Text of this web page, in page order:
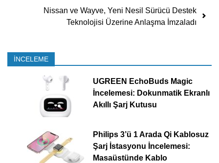
Nissan ve Wayve, Yeni Nesil Sürücü Destek
Teknolojisi Üzerine Anlaşma İmzaladı
İNCELEME
UGREEN EchoBuds Magic
İncelemesi: Dokunmatik Ekranlı
Akıllı Şarj Kutusu
Philips 3’ü 1 Arada Qi Kablosuz
Şarj İstasyonu İncelemesi:
Masaüstünde Kablo